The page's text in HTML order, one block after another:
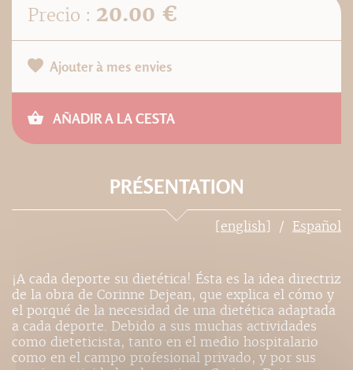
Precio : 20.00 €
Ajouter à mes envies
AÑADIR A LA CESTA
PRÉSENTATION
[english] Español
¡A cada deporte su dietética! Ésta es la idea directriz
de la obra de Corinne Dejean, que explica el cómo y
el porqué de la necesidad de una dietética adaptada
a cada deporte. Debido a sus muchas actividades
como dieteticista, tanto en el medio hospitalario
como en el campo profesional privado, y por sus